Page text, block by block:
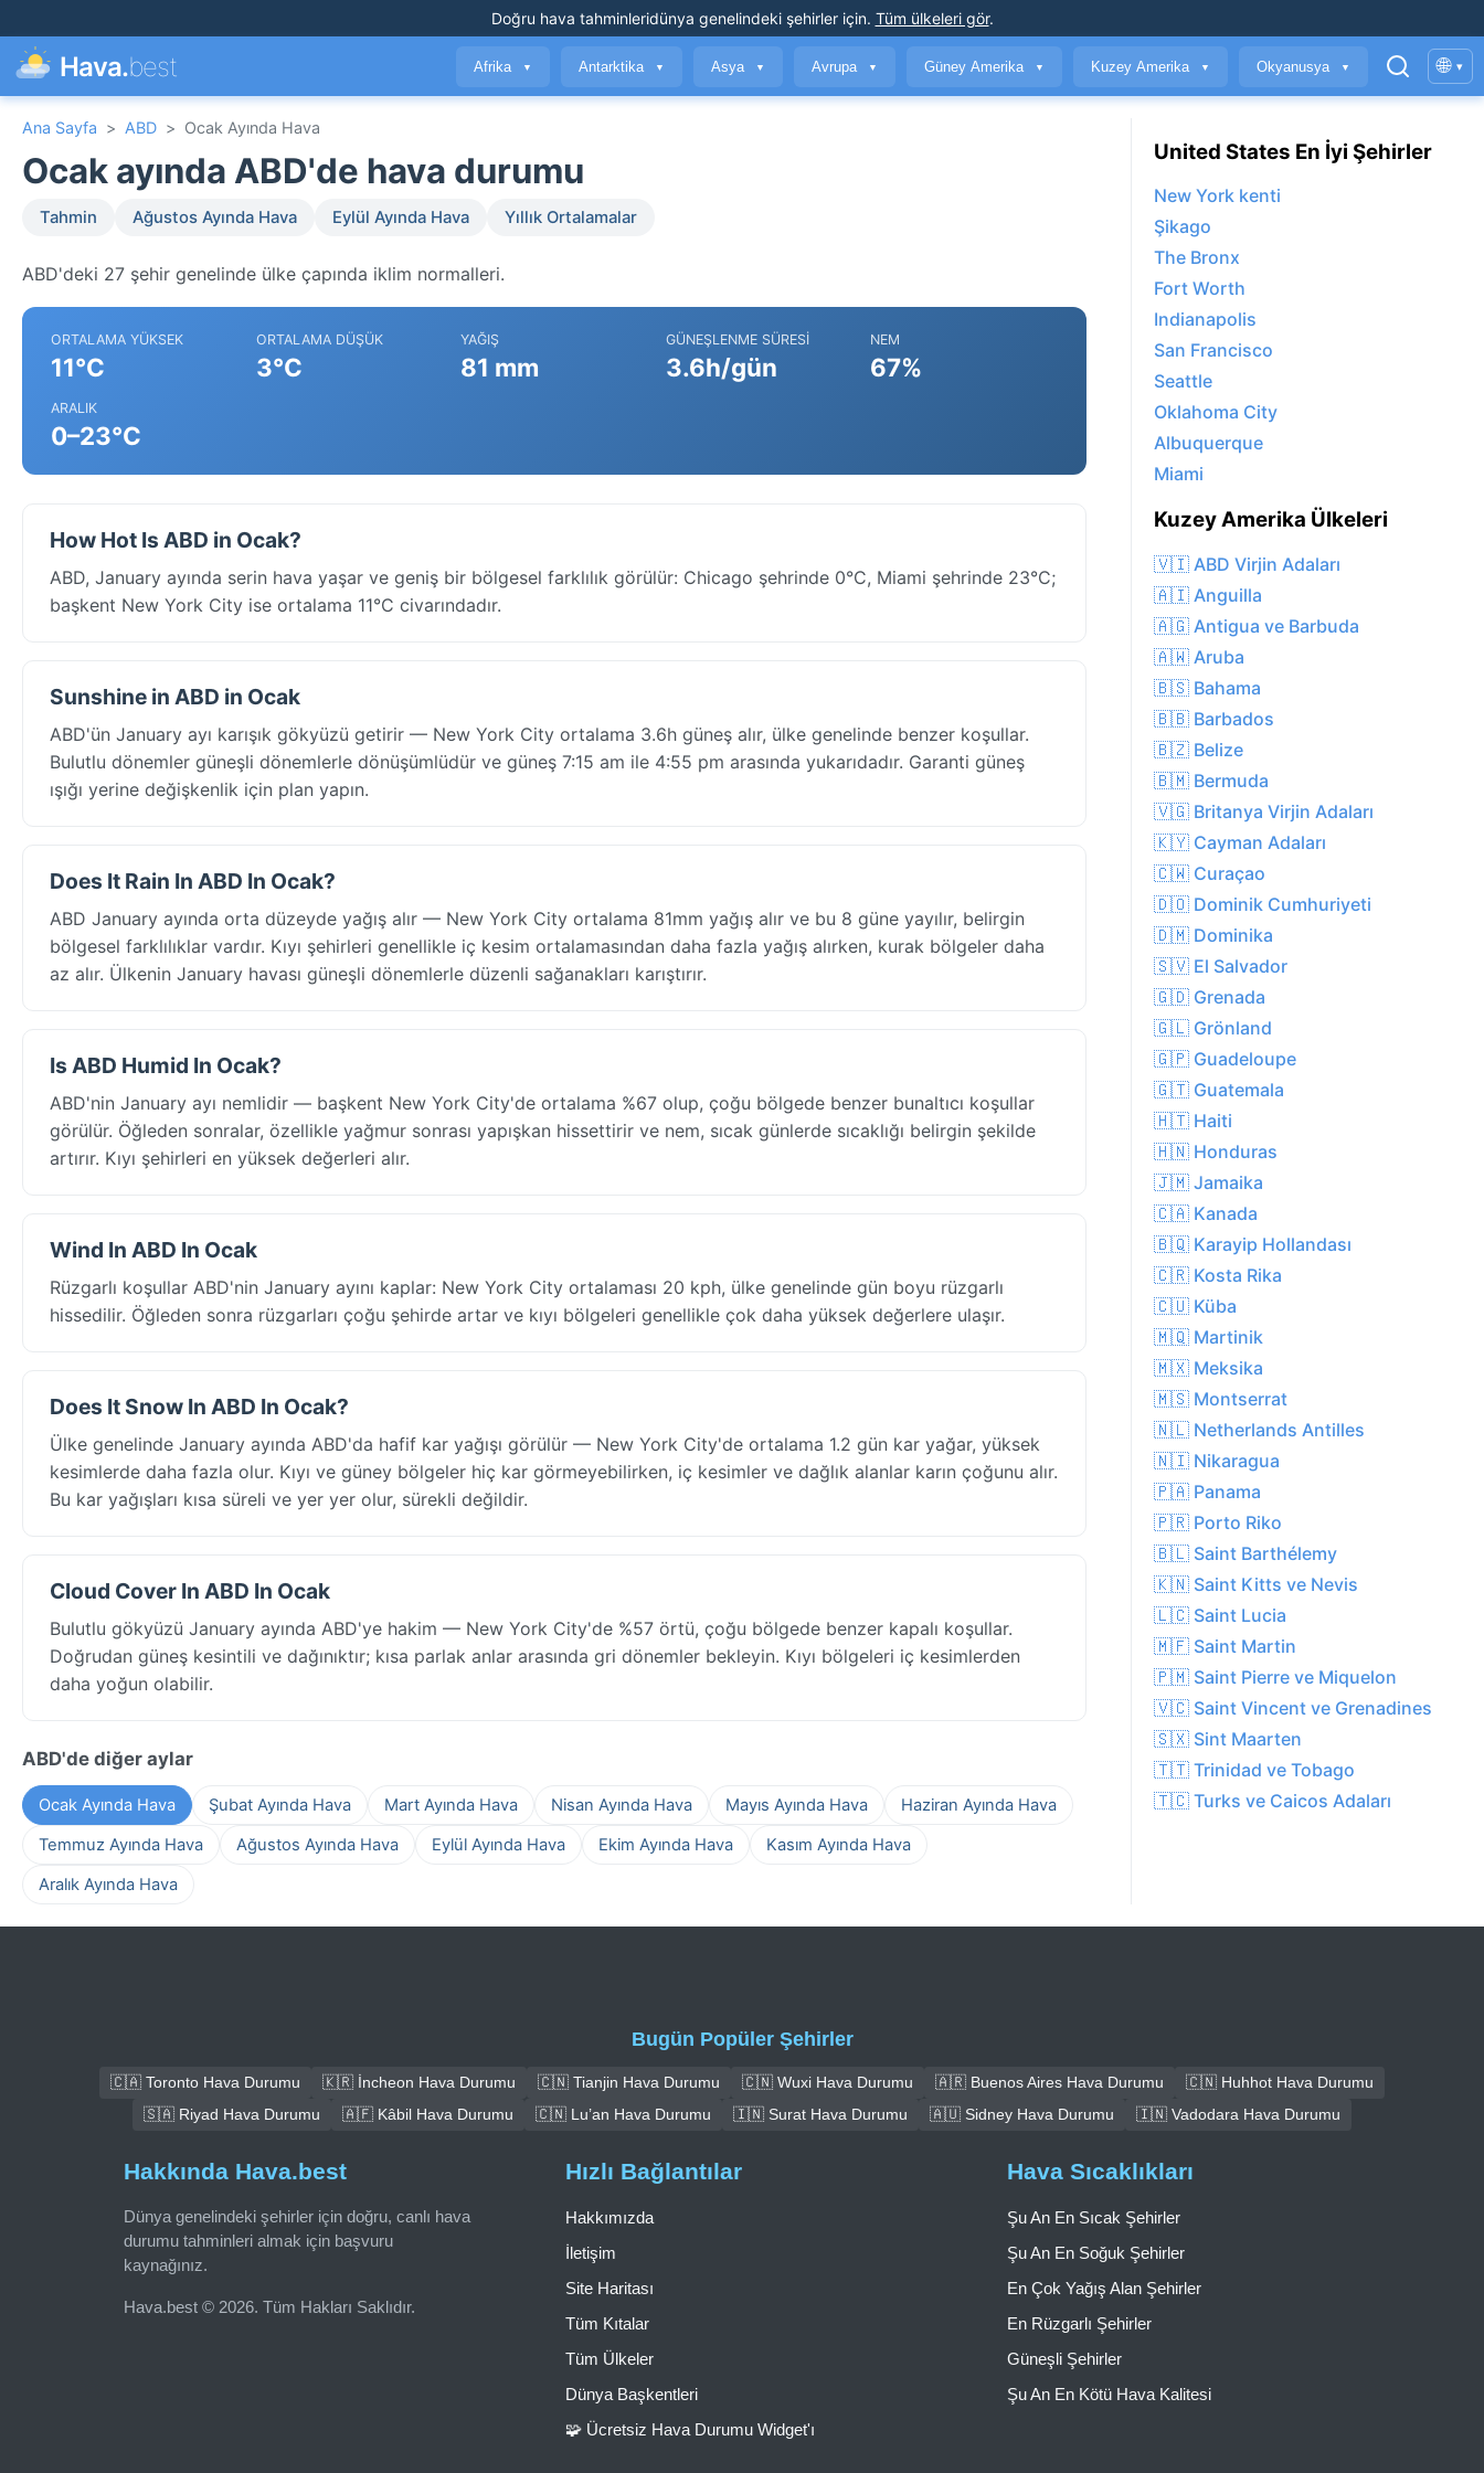
Doğru hava tahminleridünya genelindeki şehirler için. Tüm ülkeleri gör.
Hava.best Afrika ▼ Antarktika ▼ Asya ▼ Avrupa ▼ Güney Amerika ▼ Kuzey Amerika ▼ Okyanusya ▼ 🌐 ▾
Ana Sayfa > ABD > Ocak Ayında Hava
Ocak ayında ABD'de hava durumu
Tahmin Ağustos Ayında Hava Eylül Ayında Hava Yıllık Ortalamalar
ABD'deki 27 şehir genelinde ülke çapında iklim normalleri.
ORTALAMA YÜKSEK
11°C
ORTALAMA DÜŞÜK
3°C
YAĞIŞ
81 mm
GÜNEŞLENME SÜRESI
3.6h/gün
NEM
67%
ARALIK
0–23°C
How Hot Is ABD in Ocak?
ABD, January ayında serin hava yaşar ve geniş bir bölgesel farklılık görülür: Chicago şehrinde 0°C, Miami şehrinde 23°C;
başkent New York City ise ortalama 11°C civarındadır.
Sunshine in ABD in Ocak
ABD'ün January ayı karışık gökyüzü getirir — New York City ortalama 3.6h güneş alır, ülke genelinde benzer koşullar.
Bulutlu dönemler güneşli dönemlerle dönüşümlüdür ve güneş 7:15 am ile 4:55 pm arasında yukarıdadır. Garanti güneş
ışığı yerine değişkenlik için plan yapın.
Does It Rain In ABD In Ocak?
ABD January ayında orta düzeyde yağış alır — New York City ortalama 81mm yağış alır ve bu 8 güne yayılır, belirgin
bölgesel farklılıklar vardır. Kıyı şehirleri genellikle iç kesim ortalamasından daha fazla yağış alırken, kurak bölgeler daha
az alır. Ülkenin January havası güneşli dönemlerle düzenli sağanakları karıştırır.
Is ABD Humid In Ocak?
ABD'nin January ayı nemlidir — başkent New York City'de ortalama %67 olup, çoğu bölgede benzer bunaltıcı koşullar
görülür. Öğleden sonralar, özellikle yağmur sonrası yapışkan hissettirir ve nem, sıcak günlerde sıcaklığı belirgin şekilde
artırır. Kıyı şehirleri en yüksek değerleri alır.
Wind In ABD In Ocak
Rüzgarlı koşullar ABD'nin January ayını kaplar: New York City ortalaması 20 kph, ülke genelinde gün boyu rüzgarlı
hissedilir. Öğleden sonra rüzgarları çoğu şehirde artar ve kıyı bölgeleri genellikle çok daha yüksek değerlere ulaşır.
Does It Snow In ABD In Ocak?
Ülke genelinde January ayında ABD'da hafif kar yağışı görülür — New York City'de ortalama 1.2 gün kar yağar, yüksek
kesimlerde daha fazla olur. Kıyı ve güney bölgeler hiç kar görmeyebilirken, iç kesimler ve dağlık alanlar karın çoğunu alır.
Bu kar yağışları kısa süreli ve yer yer olur, sürekli değildir.
Cloud Cover In ABD In Ocak
Bulutlu gökyüzü January ayında ABD'ye hakim — New York City'de %57 örtü, çoğu bölgede benzer kapalı koşullar.
Doğrudan güneş kesintili ve dağınıktır; kısa parlak anlar arasında gri dönemler bekleyin. Kıyı bölgeleri iç kesimlerden
daha yoğun olabilir.
ABD'de diğer aylar
Ocak Ayında Hava Şubat Ayında Hava Mart Ayında Hava Nisan Ayında Hava Mayıs Ayında Hava
Haziran Ayında Hava
Temmuz Ayında Hava
Ağustos Ayında Hava Eylül Ayında Hava Ekim Ayında Hava
Kasım Ayında Hava
Aralık Ayında Hava
United States En İyi Şehirler
New York kenti
Şikago
The Bronx
Fort Worth
Indianapolis
San Francisco
Seattle
Oklahoma City
Albuquerque
Miami
Kuzey Amerika Ülkeleri
🇻🇮 ABD Virjin Adaları
🇦🇮 Anguilla
🇦🇬 Antigua ve Barbuda
🇦🇼 Aruba
🇧🇸 Bahama
🇧🇧 Barbados
🇧🇿 Belize
🇧🇲 Bermuda
🇻🇬 Britanya Virjin Adaları
🇰🇾 Cayman Adaları
🇨🇼 Curaçao
🇩🇴 Dominik Cumhuriyeti
🇩🇲 Dominika
🇸🇻 El Salvador
🇬🇩 Grenada
🇬🇱 Grönland
🇬🇵 Guadeloupe
🇬🇹 Guatemala
🇭🇹 Haiti
🇭🇳 Honduras
🇯🇲 Jamaika
🇨🇦 Kanada
🇧🇶 Karayip Hollandası
🇨🇷 Kosta Rika
🇨🇺 Küba
🇲🇶 Martinik
🇲🇽 Meksika
🇲🇸 Montserrat
🇳🇱 Netherlands Antilles
🇳🇮 Nikaragua
🇵🇦 Panama
🇵🇷 Porto Riko
🇧🇱 Saint Barthélemy
🇰🇳 Saint Kitts ve Nevis
🇱🇨 Saint Lucia
🇲🇫 Saint Martin
🇵🇲 Saint Pierre ve Miquelon
🇻🇨 Saint Vincent ve Grenadines
🇸🇽 Sint Maarten
🇹🇹 Trinidad ve Tobago
🇹🇨 Turks ve Caicos Adaları
Bugün Popüler Şehirler
🇨🇦 Toronto Hava Durumu 🇰🇷 İncheon Hava Durumu 🇨🇳 Tianjin Hava Durumu 🇨🇳 Wuxi Hava Durumu 🇦🇷 Buenos Aires Hava Durumu
🇨🇳 Huhhot Hava Durumu
🇸🇦 Riyad Hava Durumu
🇦🇫 Kâbil Hava Durumu 🇨🇳 Lu’an Hava Durumu 🇮🇳 Surat Hava Durumu 🇦🇺 Sidney Hava Durumu 🇮🇳 Vadodara Hava Durumu
Hakkında Hava.best
Dünya genelindeki şehirler için doğru, canlı hava
durumu tahminleri almak için başvuru
kaynağınız.
Hava.best © 2026. Tüm Hakları Saklıdır.
Hızlı Bağlantılar
Hakkımızda
İletişim
Site Haritası
Tüm Kıtalar
Tüm Ülkeler
Dünya Başkentleri
🧩 Ücretsiz Hava Durumu Widget'ı
Hava Sıcaklıkları
Şu An En Sıcak Şehirler
Şu An En Soğuk Şehirler
En Çok Yağış Alan Şehirler
En Rüzgarlı Şehirler
Güneşli Şehirler
Şu An En Kötü Hava Kalitesi